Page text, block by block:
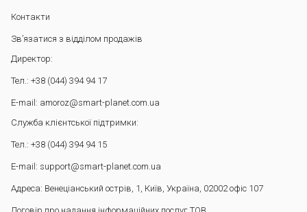
Контакти
Зв’язатися з відділом продажів
Директор:
Тел.: +38 (044) 394 94 17
E-mail: amoroz@smart-planet.com.ua
Служба клієнтської підтримки:
Тел.: +38 (044) 394 94 15
E-mail: support@smart-planet.com.ua
Адреса: Венеціанський острів, 1, Київ, Україна, 02002 офіс 107